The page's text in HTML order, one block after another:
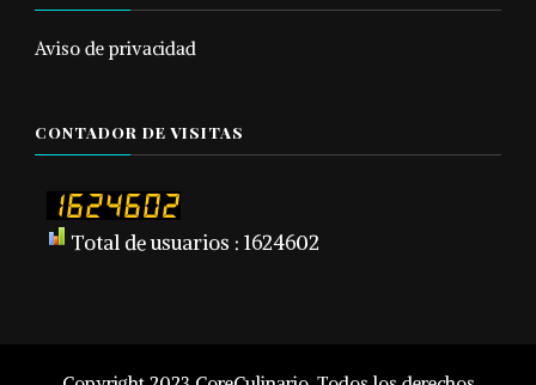
Aviso de privacidad
CONTADOR DE VISITAS
Total de usuarios : 1624602